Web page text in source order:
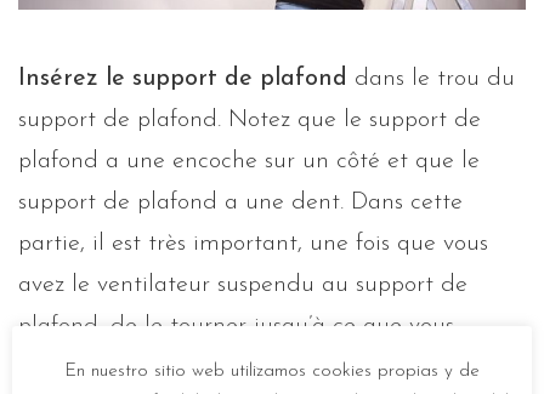
Insérez le support de plafond dans le trou du
support de plafond. Notez que le support de
plafond a une encoche sur un côté et que le
support de plafond a une dent. Dans cette
partie, il est très important, une fois que vous
avez le ventilateur suspendu au support de
plafond, de le tourner jusqu’à ce que vous
remarquiez que la dent du support deplafond
En nuestro sitio web utilizamos cookies propias y de